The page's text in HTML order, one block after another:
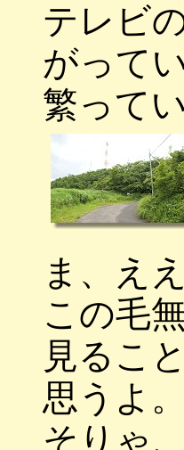
テレビ
がって
繁って
ま、え
この毛
見るこ
思うよ。
そりゃ